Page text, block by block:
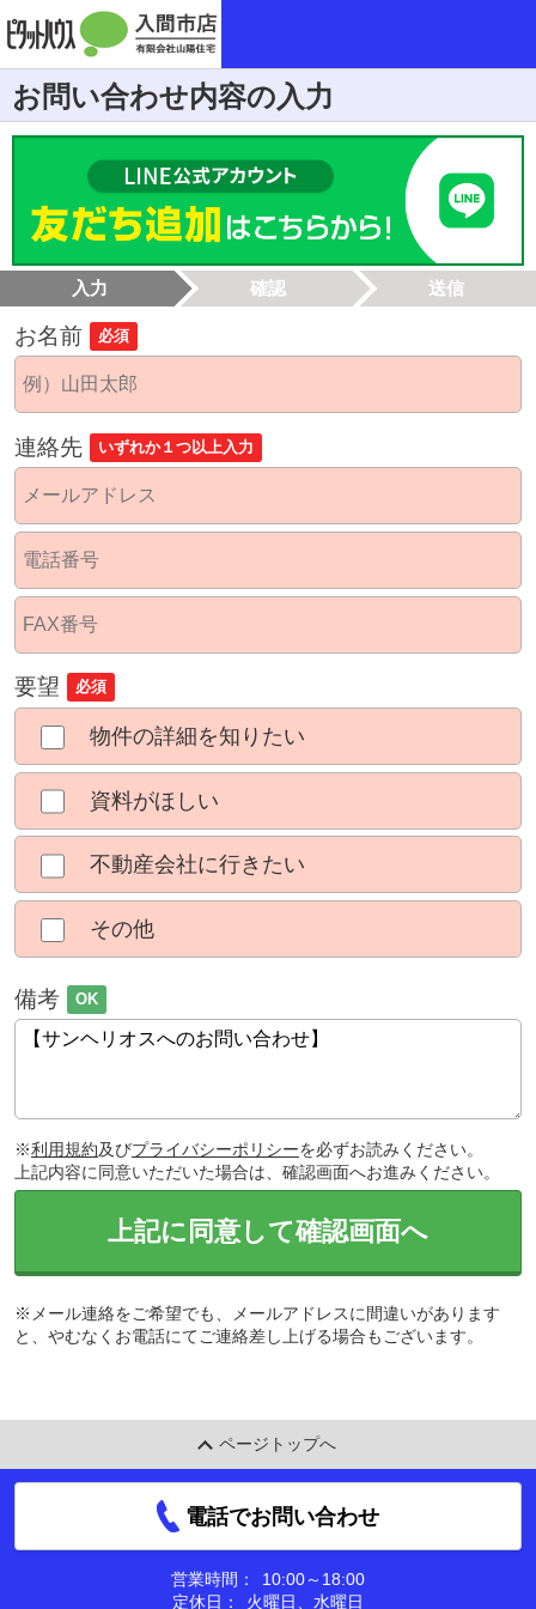
お問い合わせ内容の入力
入力 確認 送信
お名前 必須
連絡先 いずれか１つ以上入力
要望 必須
物件の詳細を知りたい
資料がほしい
不動産会社に行きたい
その他
備考 OK
※利用規約及びプライバシーポリシーを必ずお読みください。
上記内容に同意いただいた場合は、確認画面へお進みください。
上記に同意して確認画面へ
※メール連絡をご希望でも、メールアドレスに間違いがあります
と、やむなくお電話にてご連絡差し上げる場合もございます。
ページトップへ
電話でお問い合わせ
営業時間：
10:00～18:00
定休日：
火曜日、水曜日